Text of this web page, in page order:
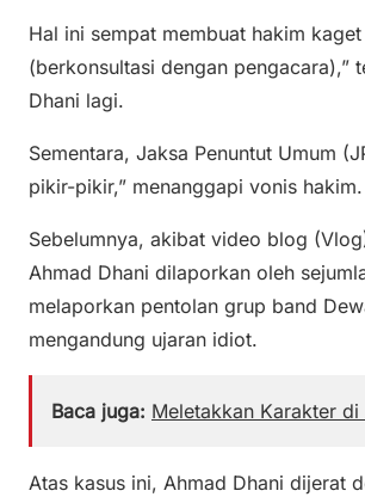
Hal ini sempat membuat hakim
(berkonsultasi dengan pengacara),”
Dhani lagi.
Sementara, Jaksa Penuntut Umum
pikir-pikir,” menanggapi vonis hakim.
Sebelumnya, akibat video blog
Ahmad Dhani dilaporkan oleh
melaporkan pentolan grup band
mengandung ujaran idiot.
Baca juga: Meletakkan Karakter
Atas kasus ini, Ahmad Dhani dijerat